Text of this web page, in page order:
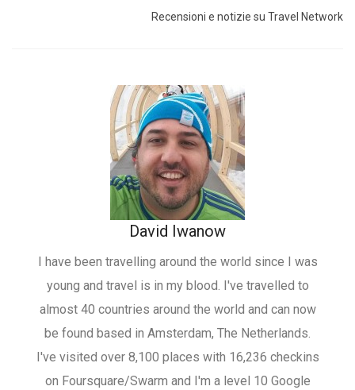
Recensioni e notizie su Travel Network
David Iwanow
I have been travelling around the world since I was
young and travel is in my blood. I've travelled to
almost 40 countries around the world and can now
be found based in Amsterdam, The Netherlands.
I've visited over 8,100 places with 16,236 checkins
on Foursquare/Swarm and I'm a level 10 Google